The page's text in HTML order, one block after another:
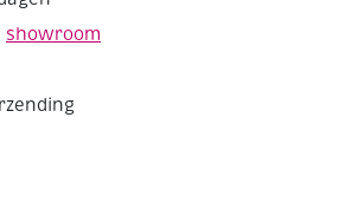
showroom